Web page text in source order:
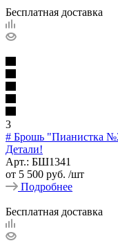
Бесплатная доставка
3
# Брошь "Пианистка
Детали!
Арт.: БШ1341
от 5 500 руб. /шт
Подробнее
Бесплатная доставка